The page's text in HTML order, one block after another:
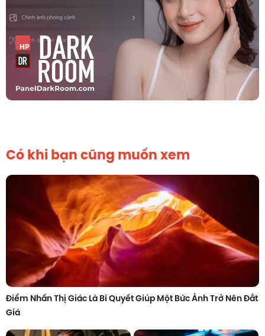
Có khi bạn cũng muốn xem
Điểm Nhấn Thị Giác Là Bí Quyết Giúp Một Bức Ảnh Trở Nên Đắt
Giá